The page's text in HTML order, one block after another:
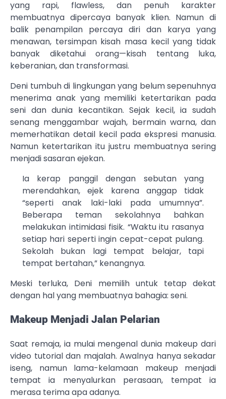
yang rapi, flawless, dan penuh karakter
membuatnya dipercaya banyak klien. Namun di
balik penampilan percaya diri dan karya yang
menawan, tersimpan kisah masa kecil yang tidak
banyak diketahui orang—kisah tentang luka,
keberanian, dan transformasi.
Deni tumbuh di lingkungan yang belum sepenuhnya
menerima anak yang memiliki ketertarikan pada
seni dan dunia kecantikan. Sejak kecil, ia sudah
senang menggambar wajah, bermain warna, dan
memerhatikan detail kecil pada ekspresi manusia.
Namun ketertarikan itu justru membuatnya sering
menjadi sasaran ejekan.
Ia kerap panggil dengan sebutan yang
merendahkan, ejek karena anggap tidak
“seperti anak laki-laki pada umumnya”.
Beberapa teman sekolahnya bahkan
melakukan intimidasi fisik. “Waktu itu rasanya
setiap hari seperti ingin cepat-cepat pulang.
Sekolah bukan lagi tempat belajar, tapi
tempat bertahan,” kenangnya.
Meski terluka, Deni memilih untuk tetap dekat
dengan hal yang membuatnya bahagia: seni.
Makeup Menjadi Jalan Pelarian
Saat remaja, ia mulai mengenal dunia makeup dari
video tutorial dan majalah. Awalnya hanya sekadar
iseng, namun lama-kelamaan makeup menjadi
tempat ia menyalurkan perasaan, tempat ia
merasa terima apa adanya.